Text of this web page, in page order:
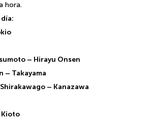
hora.
– Hirayu Onsen
– Takayama
– Kanazawa
Kioto